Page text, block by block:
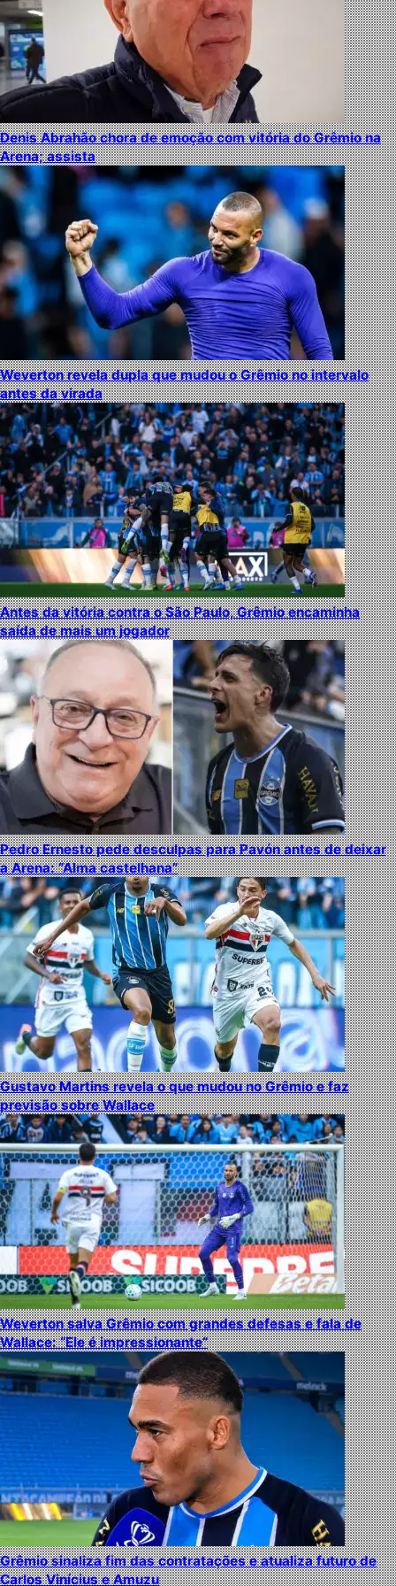
Denis Abrahão chora de emoção com vitória do Grêmio na
Arena; assista
Weverton revela dupla que mudou o Grêmio no intervalo
antes da virada
Antes da vitória contra o São Paulo, Grêmio encaminha
saída de mais um jogador
Pedro Ernesto pede desculpas para Pavón antes de deixar
a Arena: “Alma castelhana”
Gustavo Martins revela o que mudou no Grêmio e faz
previsão sobre Wallace
Weverton salva Grêmio com grandes defesas e fala de
Wallace: “Ele é impressionante”
Grêmio sinaliza fim das contratações e atualiza futuro de
Carlos Vinícius e Amuzu